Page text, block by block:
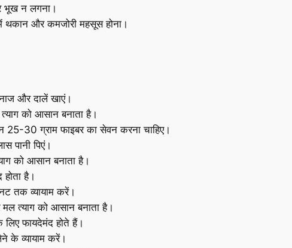
भूख न लगना।
थकान और कमजोरी महसूस होना।
और दालें खाएं।
को आसान बनाता है।
25-30 ग्राम फाइबर का सेवन करना चाहिए।
पानी पिएं।
को आसान बनाता है।
होता है।
तक व्यायाम करें।
मल त्याग को आसान बनाता है।
फायदेमंद होते हैं।
के व्यायाम करें।